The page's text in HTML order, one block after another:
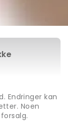
Endringer kan
Noen